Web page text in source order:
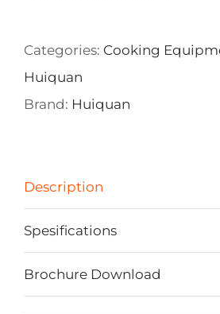
Categories: Cooking
Huiquan
Brand: Huiquan
Description
Spesifications
Brochure Download